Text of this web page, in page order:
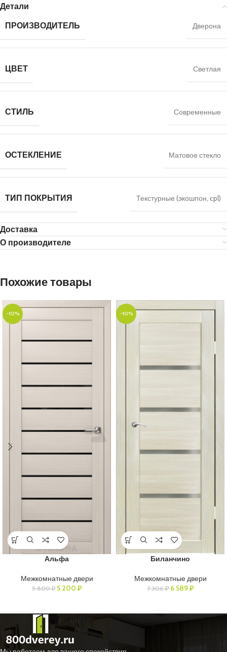
Детали
ПРОИЗВОДИТЕЛЬ
Дверона
ЦВЕТ Светлая
СТИЛЬ Современные
ОСТЕКЛЕНИЕ Матовое стекло
ТИП ПОКРЫТИЯ Текстурные (экошпон, cpl)
Доставка
О производителе
Похожие товары
-10%
Альфа
Межкомнатные двери
5 800₽ 5 200 ₽
-10%
Биланчино
Межкомнатные двери
7 306₽ 6 589₽